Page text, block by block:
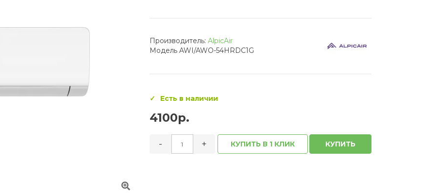
Производитель: AlpicAir
Модель AWI/AWO-54HRDC1G
Есть в наличии
4100р.
- + КУПИТЬ В 1 КЛИК КУПИТЬ